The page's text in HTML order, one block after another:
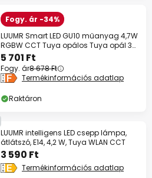
Fogy. ár -34%
LUUMR Smart LED GU10 műanyag 4,7W
RGBW CCT Tuya opálos Tuya opál 3
darabos
5 701 Ft
Fogy. ár8 678 Ft
Termékinformációs adatlap
Raktáron
LUUMR intelligens LED csepp lámpa,
átlátszó, E14, 4,2 W, Tuya WLAN CCT
3 590 Ft
Termékinformációs adatlap